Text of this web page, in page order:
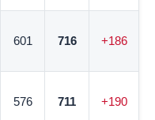
601 716 +186
576 711 +190